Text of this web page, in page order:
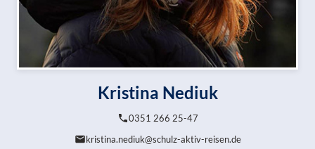
Kristina Nediuk
0351 266 25-47
kristina.nediuk@schulz-aktiv-reisen.de